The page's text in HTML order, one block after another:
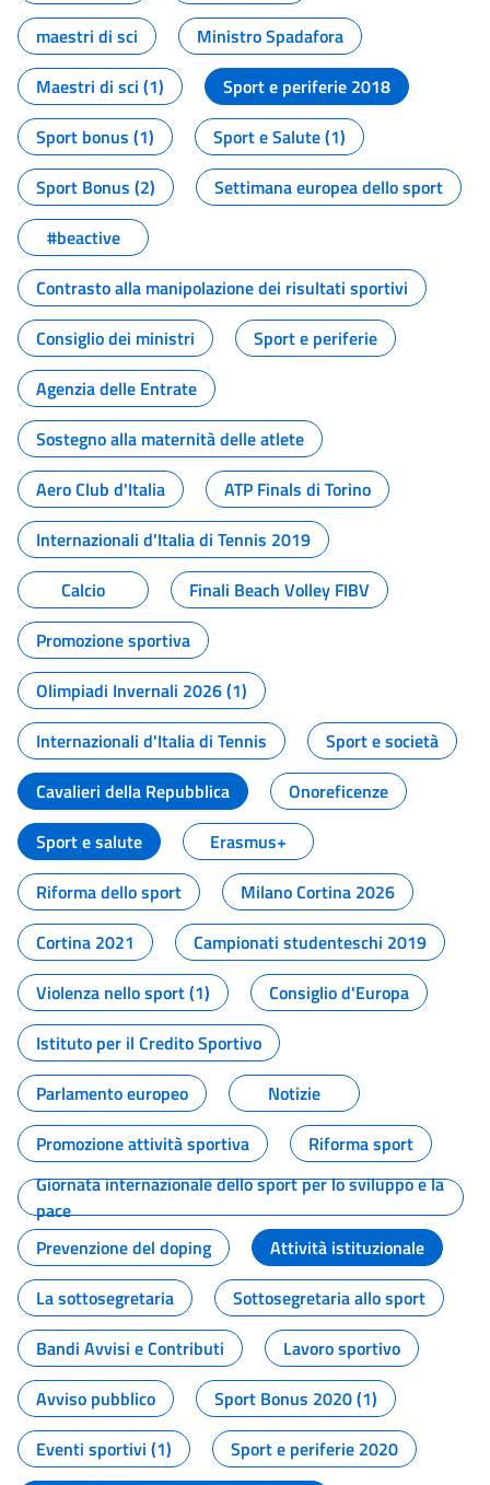
maestri di sci
Ministro Spadafora
Maestri di sci (1)
Sport e periferie 2018
Sport bonus (1)
Sport e Salute (1)
Sport Bonus (2)
Settimana europea dello sport
#beactive
Contrasto alla manipolazione dei risultati sportivi
Consiglio dei ministri
Sport e periferie
Agenzia delle Entrate
Sostegno alla maternità delle atlete
Aero Club d'Italia
ATP Finals di Torino
Internazionali d'Italia di Tennis 2019
Calcio
Finali Beach Volley FIBV
Promozione sportiva
Olimpiadi Invernali 2026 (1)
Internazionali d'Italia di Tennis
Sport e società
Cavalieri della Repubblica
Onoreficenze
Sport e salute
Erasmus+
Riforma dello sport
Milano Cortina 2026
Cortina 2021
Campionati studenteschi 2019
Violenza nello sport (1)
Consiglio d'Europa
Istituto per il Credito Sportivo
Parlamento europeo
Notizie
Promozione attività sportiva
Riforma sport
Giornata internazionale dello sport per lo sviluppo e la
pace
Prevenzione del doping
Attività istituzionale
La sottosegretaria
Sottosegretaria allo sport
Bandi Avvisi e Contributi
Lavoro sportivo
Avviso pubblico
Sport Bonus 2020 (1)
Eventi sportivi (1)
Sport e periferie 2020